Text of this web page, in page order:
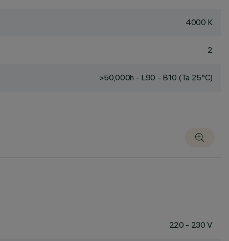
4000 K
2
>50,000h - L90 - B10 (Ta 25°C)
220 - 230 V